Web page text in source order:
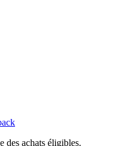
des achats éligibles.